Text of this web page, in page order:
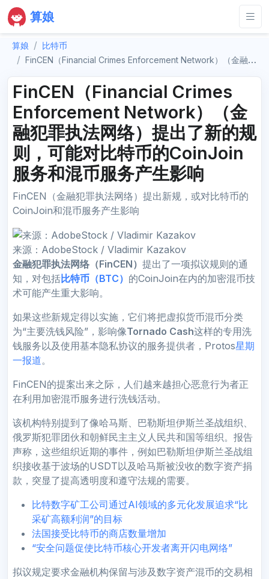
算娘
算娘
比特币
FinCEN（Financial Crimes Enforcement Network）（金融犯罪执法网络）提出了新的规则，可能对比特币的CoinJoin服务和混币服务产生影响
FinCEN（Financial Crimes
Enforcement Network）（金
融犯罪执法网络）提出了新的规
则，可能对比特币的CoinJoin
服务和混币服务产生影响
FinCEN（金融犯罪执法网络）提出新规，或对比特币的
CoinJoin和混币服务产生影响
来源：AdobeStock / Vladimir Kazakov
金融犯罪执法网络（FinCEN） 提出了一项拟议规则的通
知，对包括比特币（BTC） 的CoinJoin在内的加密混币技
术可能产生重大影响。
如果这些新规定得以实施，它们将把虚拟货币混币分类
为“主要洗钱风险”，影响像Tornado Cash这样的专用洗
钱服务以及使用基本隐私协议的服务提供者，Protos星期
一报道。
FinCEN的提案出来之际，人们越来越担心恶意行为者正
在利用加密混币服务进行洗钱活动。
该机构特别提到了像哈马斯、巴勒斯坦伊斯兰圣战组织、
俄罗斯犯罪团伙和朝鲜民主主义人民共和国等组织。报告
声称，这些组织近期的事件，例如巴勒斯坦伊斯兰圣战组
织接收基于波场的USDT以及哈马斯被没收的数字资产捐
款，突显了提高透明度和遵守法规的需要。
比特数字矿工公司通过AI领域的多元化发展追求“比
采矿高额利润”的目标
法国接受比特币的商店数量增加
“安全问题促使比特币核心开发者离开闪电网络”
拟议规定要求金融机构保留与涉及数字资产混币的交易相